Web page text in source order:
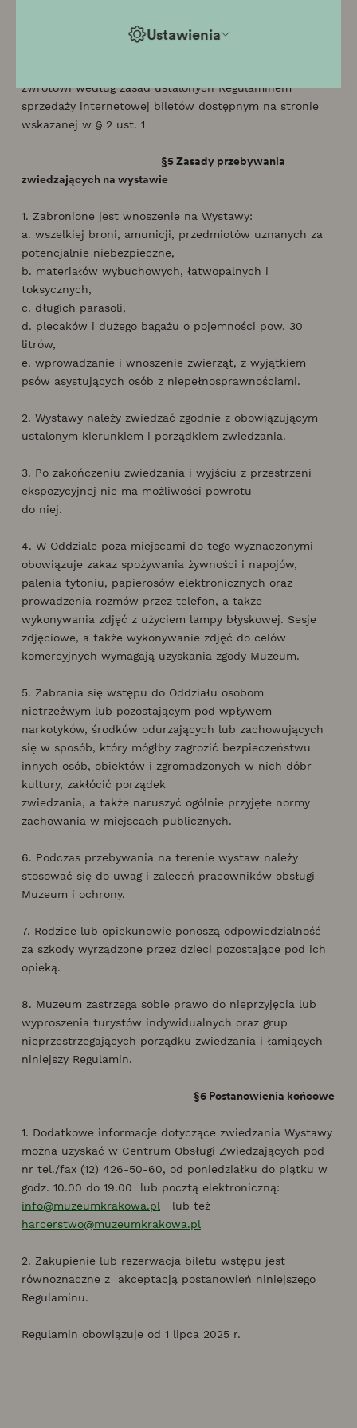
Ustawienia
zwrotowi według zasad ustalonych Regulaminem
sprzedaży internetowej biletów dostępnym na stronie
wskazanej w § 2 ust. 1
§5 Zasady przebywania
zwiedzających na wystawie
1. Zabronione jest wnoszenie na Wystawy:
a. wszelkiej broni, amunicji, przedmiotów uznanych za
potencjalnie niebezpieczne,
b. materiałów wybuchowych, łatwopalnych i
toksycznych,
c. długich parasoli,
d. plecaków i dużego bagażu o pojemności pow. 30
litrów,
e. wprowadzanie i wnoszenie zwierząt, z wyjątkiem
psów asystujących osób z niepełnosprawnościami.
2. Wystawy należy zwiedzać zgodnie z obowiązującym
ustalonym kierunkiem i porządkiem zwiedzania.
3. Po zakończeniu zwiedzania i wyjściu z przestrzeni
ekspozycyjnej nie ma możliwości powrotu
do niej.
4. W Oddziale poza miejscami do tego wyznaczonymi
obowiązuje zakaz spożywania żywności i napojów,
palenia tytoniu, papierosów elektronicznych oraz
prowadzenia rozmów przez telefon, a także
wykonywania zdjęć z użyciem lampy błyskowej. Sesje
zdjęciowe, a także wykonywanie zdjęć do celów
komercyjnych wymagają uzyskania zgody Muzeum.
5. Zabrania się wstępu do Oddziału osobom
nietrzeźwym lub pozostającym pod wpływem
narkotyków, środków odurzających lub zachowujących
się w sposób, który mógłby zagrozić bezpieczeństwu
innych osób, obiektów i zgromadzonych w nich dóbr
kultury, zakłócić porządek
zwiedzania, a także naruszyć ogólnie przyjęte normy
zachowania w miejscach publicznych.
6. Podczas przebywania na terenie wystaw należy
stosować się do uwag i zaleceń pracowników obsługi
Muzeum i ochrony.
7. Rodzice lub opiekunowie ponoszą odpowiedzialność
za szkody wyrządzone przez dzieci pozostające pod ich
opieką.
8. Muzeum zastrzega sobie prawo do nieprzyjęcia lub
wyproszenia turystów indywidualnych oraz grup
nieprzestrzegających porządku zwiedzania i łamiących
niniejszy Regulamin.
§6 Postanowienia końcowe
1. Dodatkowe informacje dotyczące zwiedzania Wystawy
można uzyskać w Centrum Obsługi Zwiedzających pod
nr tel./fax (12) 426-50-60, od poniedziałku do piątku w
godz. 10.00 do 19.00 lub pocztą elektroniczną:
info@muzeumkrakowa.pl lub też
harcerstwo@muzeumkrakowa.pl
2. Zakupienie lub rezerwacja biletu wstępu jest
równoznaczne z akceptacją postanowień niniejszego
Regulaminu.
Regulamin obowiązuje od 1 lipca 2025 r.